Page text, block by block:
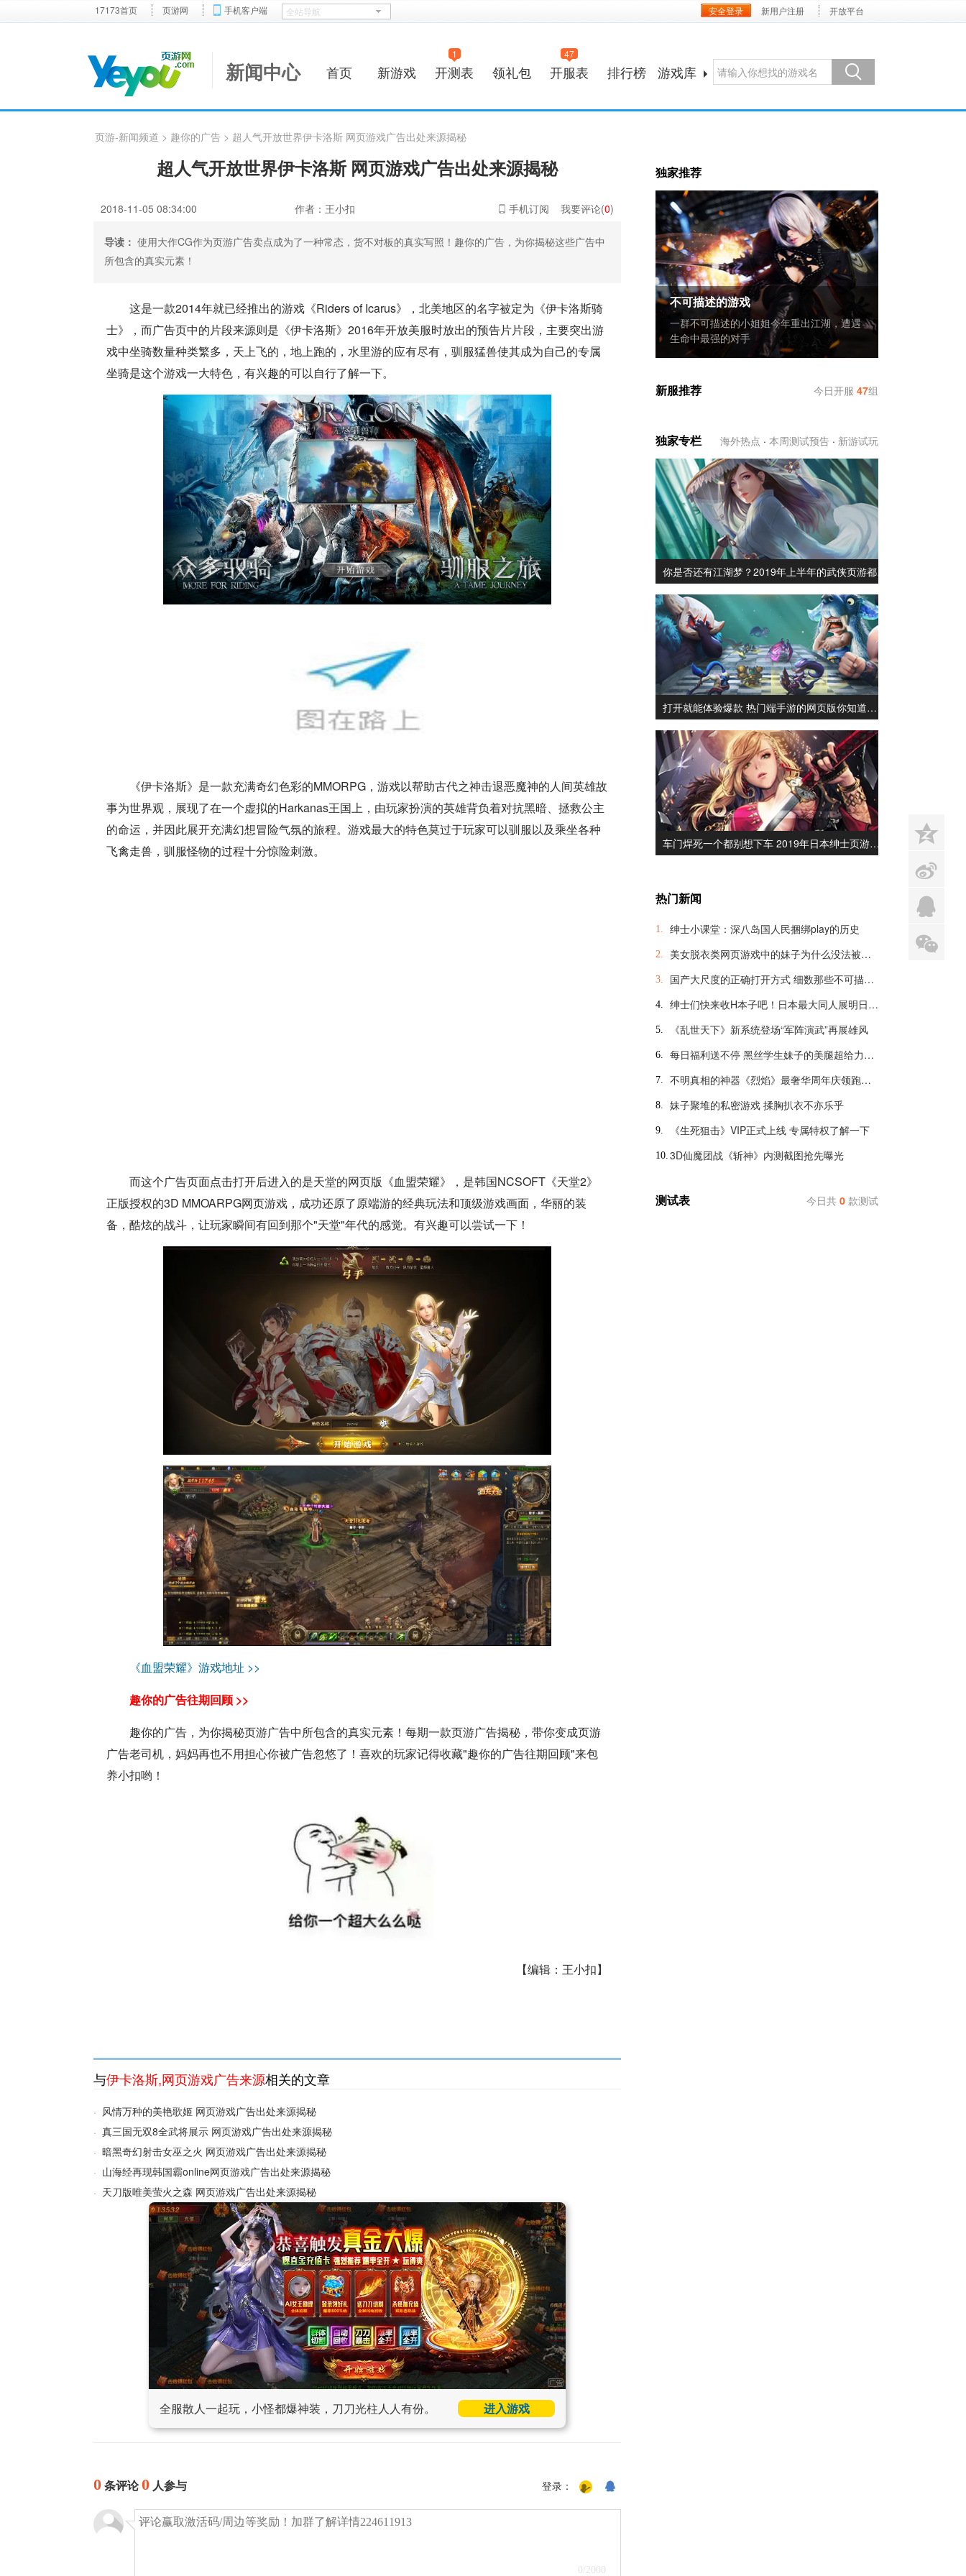
17173首页 页游网 手机客户端 安全登录 新用户注册 开放平台
新闻中心 首页 新游戏 开测表
1
领礼包 开服表
47
排行榜 游戏库
页游-新闻频道 > 趣你的广告 > 超人气开放世界伊卡洛斯 网页游戏广告出处来源揭秘
超人气开放世界伊卡洛斯 网页游戏广告出处来源揭秘
2018-11-05 08:34:00 作者：王小扣 手机订阅 我要评论(0)
导读： 使用大作CG作为页游广告卖点成为了一种常态，货不对板的真实写照！趣你的广告，为你揭秘这些广告中
所包含的真实元素！
这是一款2014年就已经推出的游戏《Riders of Icarus》，北美地区的名字被定为《伊卡洛斯骑
士》，而广告页中的片段来源则是《伊卡洛斯》2016年开放美服时放出的预告片片段，主要突出游
戏中坐骑数量种类繁多，天上飞的，地上跑的，水里游的应有尽有，驯服猛兽使其成为自己的专属
坐骑是这个游戏一大特色，有兴趣的可以自行了解一下。
《伊卡洛斯》是一款充满奇幻色彩的MMORPG，游戏以帮助古代之神击退恶魔神的人间英雄故
事为世界观，展现了在一个虚拟的Harkanas王国上，由玩家扮演的英雄背负着对抗黑暗、拯救公主
的命运，并因此展开充满幻想冒险气氛的旅程。游戏最大的特色莫过于玩家可以驯服以及乘坐各种
飞禽走兽，驯服怪物的过程十分惊险刺激。
而这个广告页面点击打开后进入的是天堂的网页版《血盟荣耀》，是韩国NCSOFT《天堂2》
正版授权的3D MMOARPG网页游戏，成功还原了原端游的经典玩法和顶级游戏画面，华丽的装
备，酷炫的战斗，让玩家瞬间有回到那个"天堂"年代的感觉。有兴趣可以尝试一下！
《血盟荣耀》游戏地址 >>
趣你的广告往期回顾 >>
趣你的广告，为你揭秘页游广告中所包含的真实元素！每期一款页游广告揭秘，带你变成页游
广告老司机，妈妈再也不用担心你被广告忽悠了！喜欢的玩家记得收藏"趣你的广告往期回顾"来包
养小扣哟！
【编辑：王小扣】
与伊卡洛斯,网页游戏广告来源相关的文章
· 风情万种的美艳歌姬 网页游戏广告出处来源揭秘
· 真三国无双8全武将展示 网页游戏广告出处来源揭秘
· 暗黑奇幻射击女巫之火 网页游戏广告出处来源揭秘
· 山海经再现韩国霸online网页游戏广告出处来源揭秘
· 天刀版唯美萤火之森 网页游戏广告出处来源揭秘
全服散人一起玩，小怪都爆神装，刀刀光柱人人有份。 进入游戏
0 条评论0 人参与 登录：
0 /2000
独家推荐
不可描述的游戏
一群不可描述的小姐姐今年重出江湖，遭遇
生命中最强的对手
新服推荐 今日开服 47组
独家专栏 海外热点 · 本周测试预告 · 新游试玩
你是否还有江湖梦？2019年上半年的武侠页游都…
打开就能体验爆款 热门端手游的网页版你知道…
车门焊死一个都别想下车 2019年日本绅士页游…
热门新闻
1. 绅士小课堂：深八岛国人民捆绑play的历史
2. 美女脱衣类网页游戏中的妹子为什么没法被脱光？
3. 国产大尺度的正确打开方式 细数那些不可描述的羞羞页游
4. 绅士们快来收H本子吧！日本最大同人展明日开幕
5. 《乱世天下》新系统登场“军阵演武”再展雄风
6. 每日福利送不停 黑丝学生妹子的美腿超给力诱惑
7. 不明真相的神器《烈焰》最奢华周年庆领跑全球
8. 妹子聚堆的私密游戏 揉胸扒衣不亦乐乎
9. 《生死狙击》VIP正式上线 专属特权了解一下
10. 3D仙魔团战《斩神》内测截图抢先曝光
测试表 今日共 0 款测试
z
s
q
x